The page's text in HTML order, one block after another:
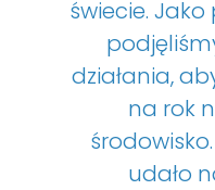
świecie.
działania,
na rok
udało